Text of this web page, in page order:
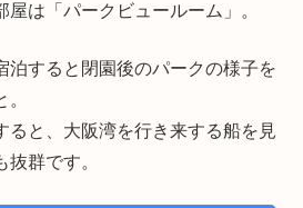
は「パークビュールーム」。
泊すると閉園後のパークの様子を
ると、大阪湾を行き来する船を見
群です。